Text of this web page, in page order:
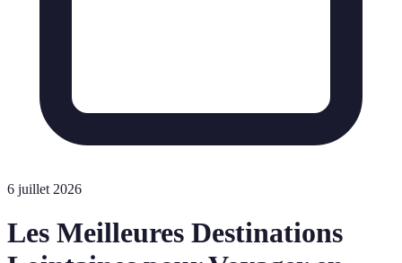
6 juillet 2026
Les Meilleures Destinations